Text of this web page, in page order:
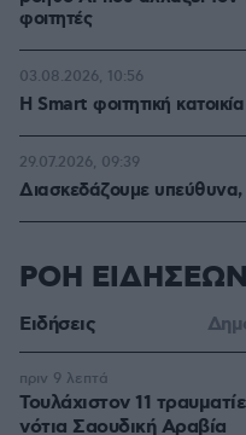
φοιτητές
Η Smart φοιτητική
03.08.2026, 10:56
Διασκεδάζουμε
29.07.2026, 09:39
ΡΟΗ ΕΙΔΗΣΕΩΝ
Ειδήσεις
Τουλάχιστον 11
νότια Σαουδική Αραβία
πριν 9 λεπτά